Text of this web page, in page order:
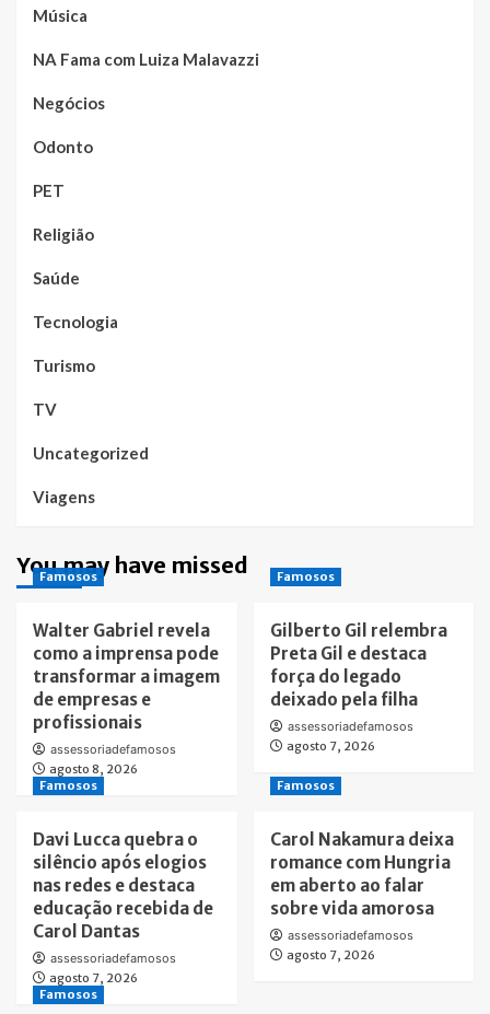
Música
NA Fama com Luiza Malavazzi
Negócios
Odonto
PET
Religião
Saúde
Tecnologia
Turismo
TV
Uncategorized
Viagens
You may have missed
Famosos
Walter Gabriel revela
como a imprensa pode
transformar a imagem
de empresas e
profissionais
assessoriadefamosos
agosto 8, 2026
Famosos
Gilberto Gil relembra
Preta Gil e destaca
força do legado
deixado pela filha
assessoriadefamosos
agosto 7, 2026
Famosos
Davi Lucca quebra o
silêncio após elogios
nas redes e destaca
educação recebida de
Carol Dantas
assessoriadefamosos
agosto 7, 2026
Famosos
Carol Nakamura deixa
romance com Hungria
em aberto ao falar
sobre vida amorosa
assessoriadefamosos
agosto 7, 2026
Famosos